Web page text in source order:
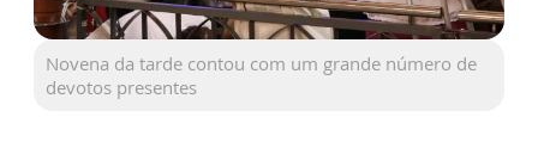
Novena da tarde contou com um grande número de
devotos presentes